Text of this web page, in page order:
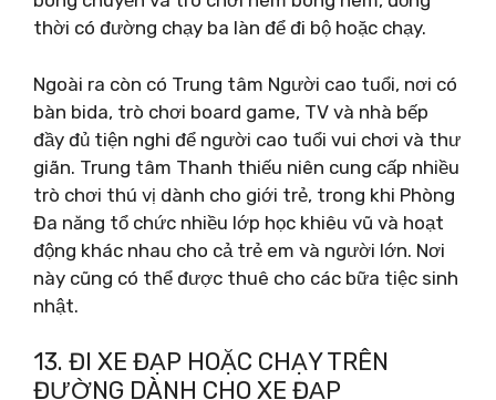
thời có đường chạy ba làn để đi bộ hoặc chạy.
Ngoài ra còn có Trung tâm Người cao tuổi, nơi có
bàn bida, trò chơi board game, TV và nhà bếp
đầy đủ tiện nghi để người cao tuổi vui chơi và thư
giãn. Trung tâm Thanh thiếu niên cung cấp nhiều
trò chơi thú vị dành cho giới trẻ, trong khi Phòng
Đa năng tổ chức nhiều lớp học khiêu vũ và hoạt
động khác nhau cho cả trẻ em và người lớn. Nơi
này cũng có thể được thuê cho các bữa tiệc sinh
nhật.
13. ĐI XE ĐẠP HOẶC CHẠY TRÊN
ĐƯỜNG DÀNH CHO XE ĐẠP